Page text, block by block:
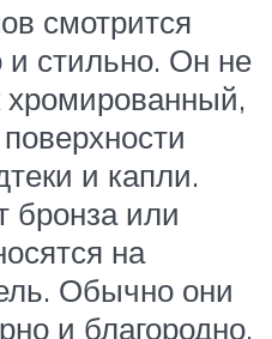
смотрится
стильно. Он не
хромированный,
и капли.
бронза или
на
Обычно они
и благородно.